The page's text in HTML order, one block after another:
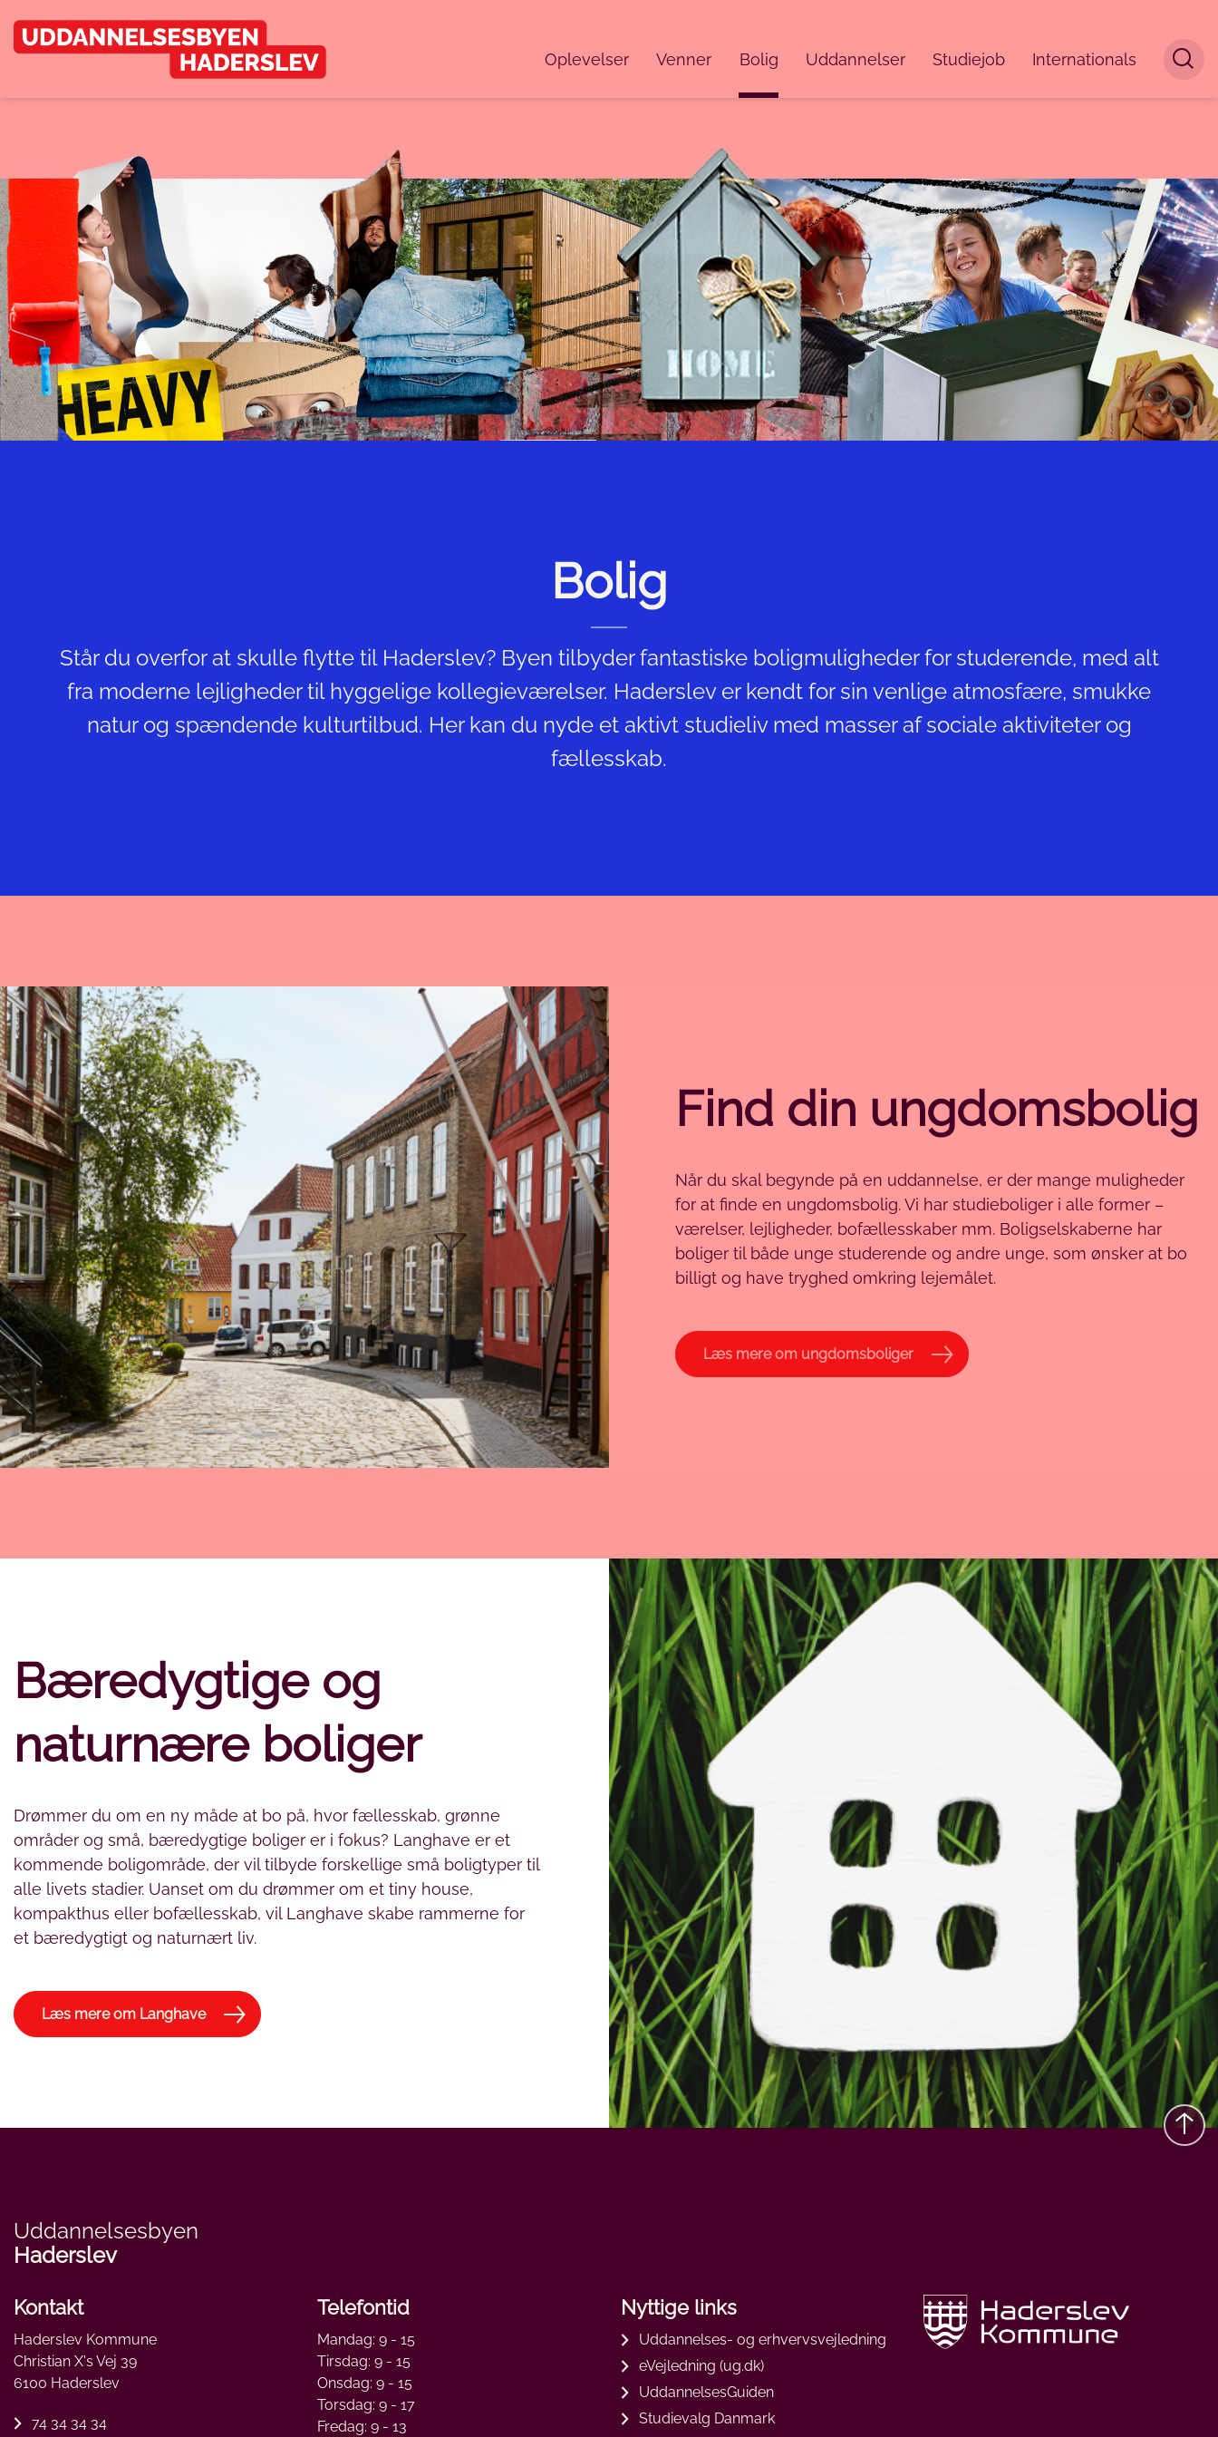
Oplevelser Venner Bolig Uddannelser Studiejob Internationals
Bolig
Står du overfor at skulle flytte til Haderslev? Byen tilbyder fantastiske boligmuligheder for studerende, med alt
fra moderne lejligheder til hyggelige kollegieværelser. Haderslev er kendt for sin venlige atmosfære, smukke
natur og spændende kulturtilbud. Her kan du nyde et aktivt studieliv med masser af sociale aktiviteter og
fællesskab.
Find din ungdomsbolig
Når du skal begynde på en uddannelse, er der mange muligheder
for at finde en ungdomsbolig. Vi har studieboliger i alle former –
værelser, lejligheder, bofællesskaber mm. Boligselskaberne har
boliger til både unge studerende og andre unge, som ønsker at bo
billigt og have tryghed omkring lejemålet.
Læs mere om ungdomsboliger
Bæredygtige og
naturnære boliger
Drømmer du om en ny måde at bo på, hvor fællesskab, grønne
områder og små, bæredygtige boliger er i fokus? Langhave er et
kommende boligområde, der vil tilbyde forskellige små boligtyper til
alle livets stadier. Uanset om du drømmer om et tiny house,
kompakthus eller bofællesskab, vil Langhave skabe rammerne for
et bæredygtigt og naturnært liv.
Læs mere om Langhave
Uddannelsesbyen
Haderslev
Kontakt
Haderslev Kommune
Christian X's Vej 39
6100 Haderslev
74 34 34 34
Telefontid
Mandag: 9 - 15
Tirsdag: 9 - 15
Onsdag: 9 - 15
Torsdag: 9 - 17
Fredag: 9 - 13
Nyttige links
Uddannelses- og erhvervsvejledning
eVejledning (ug.dk)
UddannelsesGuiden
Studievalg Danmark